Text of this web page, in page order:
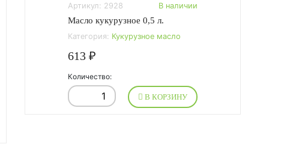
Артикул: 2928 В наличии
Масло кукурузное 0,5 л.
Категория: Кукурузное масло
613 ₽
Количество:
В КОРЗИНУ